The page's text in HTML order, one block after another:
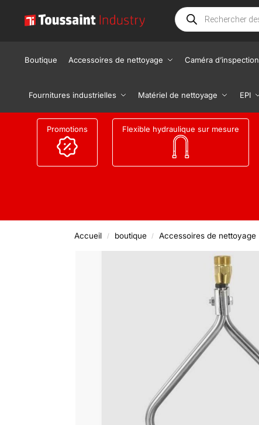
Boutique Accessoires de nettoyage Caméra
Fournitures industrielles Matériel de nettoyage EPI
Promotions Flexible hydraulique sur mesure
Accueil / boutique / Accessoires de nettoyage